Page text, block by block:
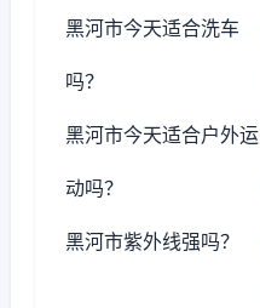
黑河市今天适合洗车
吗？
黑河市今天适合户外运
动吗？
黑河市紫外线强吗？